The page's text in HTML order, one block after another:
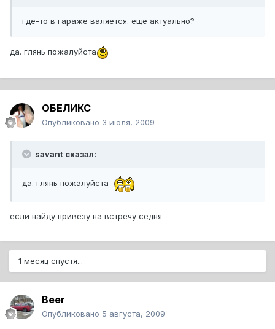
где-то в гараже валяется. еще актуально?
да. глянь пожалуйста
ОБЕЛИКС
Опубликовано 3 июля, 2009
savant сказал:
да. глянь пожалуйста
если найду привезу на встречу седня
1 месяц спустя...
Beer
Опубликовано 5 августа, 2009